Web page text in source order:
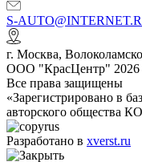
S-
г. Москва,
ООО "КрасЦентр"
Все права защищены
«Зарегистрировано в
авторского общества
Разработано в xverst.ru